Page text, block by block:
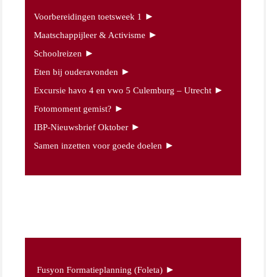
Voorbereidingen toetsweek 1 ►
Maatschappijleer & Activisme ►
Schoolreizen ►
Eten bij ouderavonden►
Excursie havo 4 en vwo 5 Culemburg – Utrecht►
Fotomoment gemist? ►
IBP-Nieuwsbrief Oktober►
Samen inzetten voor goede doelen►
Fusyon Formatieplanning (Foleta)►